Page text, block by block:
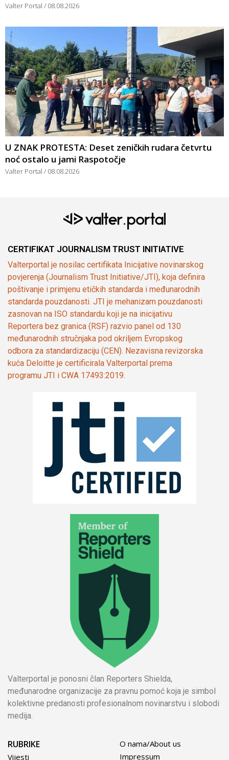
Valter Portal 08.08.2026
U ZNAK PROTESTA: Deset zeničkih rudara četvrtu
noć ostalo u jami Raspotočje
Valter Portal 08.08.2026
CERTIFIKAT JOURNALISM TRUST INITIATIVE
Valterportal je nosilac certifikata Inicijative novinarskog
povjerenja (Journalism Trust Initiative/JTI), koja definira
poštivanje i primjenu etičkih standarda i međunarodnih
standarda pouzdanosti. JTI je mehanizam pouzdanosti
zasnovan na ISO standardu koji je na inicijativu
Reportera bez granica (RSF) razvio panel od 130
međunarodnih stručnjaka pod okriljem Evropskog
odbora za standardizaciju (CEN). Nezavisna revizorska
kuća Deloitte je certificirala Valterportal prema
programu JTI i CWA 17493:2019.
Valterportal je ponosni član Reporters Shielda,
međunarodne organizacije za pravnu pomoć koja je simbol
kolektivne predanosti profesionalnom novinarstvu i slobodi
medija.
RUBRIKE
Vijesti
O nama/About us
Impressum